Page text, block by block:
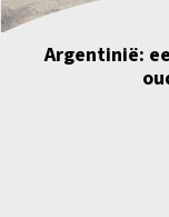
Argentinië: